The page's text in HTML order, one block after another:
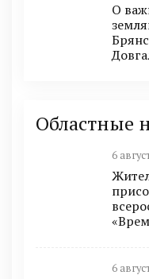
О
Областные
6
6